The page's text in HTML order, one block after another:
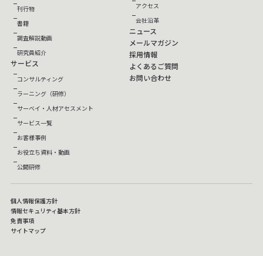
刊行物
書籍
調査解説動画
研究員紹介
サービス
コンサルティング
ラーニング（研修）
サーベイ・人材アセスメント
サービス一覧
お客様事例
お役立ち資料・動画
公開研修
アクセス
会社沿革
ニュース
メールマガジン
採用情報
よくあるご質問
お問い合わせ
個人情報保護方針
情報セキュリティ基本方針
免責事項
サイトマップ